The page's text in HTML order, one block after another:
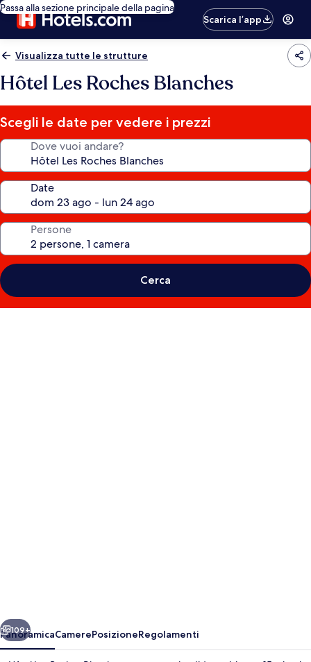
Passa alla sezione principale della pagina
Scarica l’app
Visualizza tutte le strutture
Hôtel Les Roches Blanches
Scegli le date per vedere i prezzi
Dove vuoi andare?
Date
Persone
Cerca
Avanti
109+
PanoramicaCamerePosizioneRegolamenti